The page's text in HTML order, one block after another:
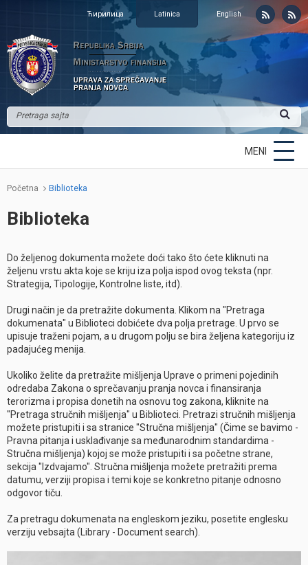
Ћирилица Latinica English
MENI
Početna Biblioteka
Biblioteka
Do željenog dokumenta možete doći tako što ćete kliknuti na
željenu vrstu akta koje se kriju iza polja ispod ovog teksta (npr.
Strategija, Tipologije, Kontrolne liste, itd).
Drugi način je da pretražite dokumenta. Klikom na "Pretraga
dokumenata" u Biblioteci dobićete dva polja pretrage. U prvo se
upisuje traženi pojam, a u drugom polju se bira željena kategoriju iz
padajućeg menija.
Ukoliko želite da pretražite mišljenja Uprave o primeni pojedinih
odredaba Zakona o sprečavanju pranja novca i finansiranja
terorizma i propisa donetih na osnovu tog zakona, kliknite na
"Pretraga stručnih mišljenja" u Biblioteci. Pretrazi stručnih mišljenja
možete pristupiti i sa stranice "Stručna mišljenja" (Čime se bavimo -
Pravna pitanja i usklađivanje sa međunarodnim standardima -
Stručna mišljenja) kojoj se može pristupiti i sa početne strane,
sekcija "Izdvajamo". Stručna mišljenja možete pretražiti prema
datumu, verziji propisa i temi koje se konkretno pitanje odnosno
odgovor tiču.
Za pretragu dokumenata na engleskom jeziku, posetite englesku
verziju vebsajta (Library - Document search).